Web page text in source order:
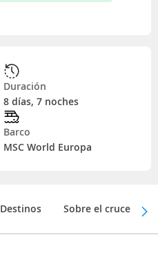
Duración
8 días, 7 noches
Barco
MSC World Europa
Destinos Sobre el crucero